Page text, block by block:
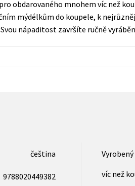
Populárně - naučná pro
Populárně - naučné pro
obdarovaného mnohem víc než
mýdélkům do koupele, k
nápaditost završíte ručně
čeština
9788020449382
víc než